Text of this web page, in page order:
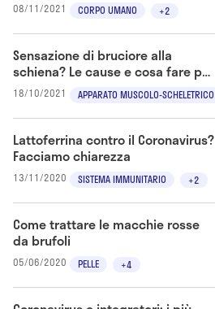
CORPO UMANO +2
08/11/2021
APPARATO MUSCOLO-SCHELETRICO
Sensazione di bruciore alla
schiena? Le cause e cosa fare per
calmare il dolore
18/10/2021
SISTEMA IMMUNITARIO +2
Lattoferrina contro il Coronavirus?
Facciamo chiarezza
13/11/2020
PELLE +4
Come trattare le macchie rosse
da brufoli
05/06/2020